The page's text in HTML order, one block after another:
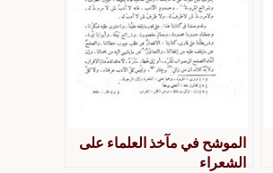
الموشح في مآخذ العلماء على
الشعراء